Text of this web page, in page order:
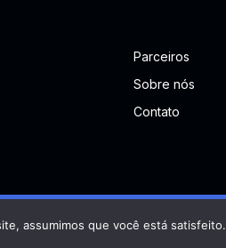
Parceiros
Sobre nós
Contato
assumimos que você está satisfeito.